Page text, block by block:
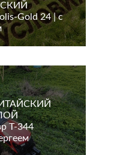
Gold 24 | с
Т-344